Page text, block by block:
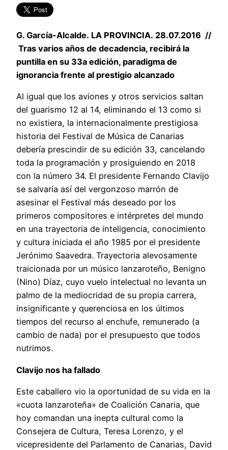
G. García-Alcalde. LA PROVINCIA. 28.07.2016 //
Tras varios años de decadencia, recibirá la
puntilla en su 33a edición, paradigma de
ignorancia frente al prestigio alcanzado
Al igual que los aviones y otros servicios saltan
del guarismo 12 al 14, eliminando el 13 como si
no existiera, la internacionalmente prestigiosa
historia del Festival de Música de Canarias
debería prescindir de su edición 33, cancelando
toda la programación y prosiguiendo en 2018
con la número 34. El presidente Fernando Clavijo
se salvaría así del vergonzoso marrón de
asesinar el Festival más deseado por los
primeros compositores e intérpretes del mundo
en una trayectoria de inteligencia, conocimiento
y cultura iniciada el año 1985 por el presidente
Jerónimo Saavedra. Trayectoria alevosamente
traicionada por un músico lanzaroteño, Benigno
(Nino) Díaz, cuyo vuelo intelectual no levanta un
palmo de la mediocridad de su propia carrera,
insignificante y querenciosa en los últimos
tiempos del recurso al enchufe, remunerado (a
cambio de nada) por el presupuesto que todos
nutrimos.
Clavijo nos ha fallado
Este caballero vio la oportunidad de su vida en la
«cuota lanzaroteña» de Coalición Canaria, que
hoy comandan una inepta cultural como la
Consejera de Cultura, Teresa Lorenzo, y el
vicepresidente del Parlamento de Canarias, David